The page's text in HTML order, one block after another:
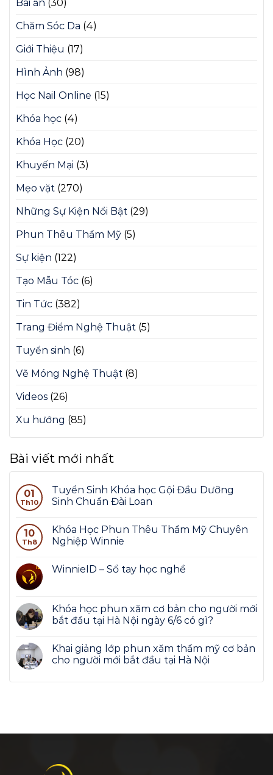
Bài ẩn (30)
Chăm Sóc Da (4)
Giới Thiệu (17)
Hình Ảnh (98)
Học Nail Online (15)
Khóa học (4)
Khóa Học (20)
Khuyến Mại (3)
Mẹo vặt (270)
Những Sự Kiện Nổi Bật (29)
Phun Thêu Thẩm Mỹ (5)
Sự kiện (122)
Tạo Mẫu Tóc (6)
Tin Tức (382)
Trang Điểm Nghệ Thuật (5)
Tuyển sinh (6)
Vẽ Móng Nghệ Thuật (8)
Videos (26)
Xu hướng (85)
Bài viết mới nhất
01
Th10
Tuyển Sinh Khóa học Gội Đầu Dưỡng
Sinh Chuẩn Đài Loan
10
Th8
Khóa Học Phun Thêu Thẩm Mỹ Chuyên
Nghiệp Winnie
WinnieID – Sổ tay học nghề
Khóa học phun xăm cơ bản cho người mới
bắt đầu tại Hà Nội ngày 6/6 có gì?
Khai giảng lớp phun xăm thẩm mỹ cơ bản
cho người mới bắt đầu tại Hà Nội